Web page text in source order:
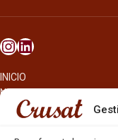
INICIO
NOSOTROS
CERVEZAS